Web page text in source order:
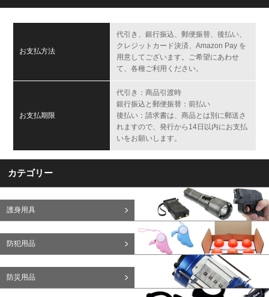
お支払方法
代引き、銀行振込、郵便振替、後払い、
クレジットカード決済、Amazon Pay を
用意してございます。ご希望にあわせ
て、各種ご利用ください。
お支払期限
代引き：商品引渡時
銀行振込と郵便振替：前払い
後払い：請求書は、商品とは別に郵送さ
れますので、発行から14日以内にお支払
いをお願いします。
カテゴリー
護身用具
防犯用品
防災用品